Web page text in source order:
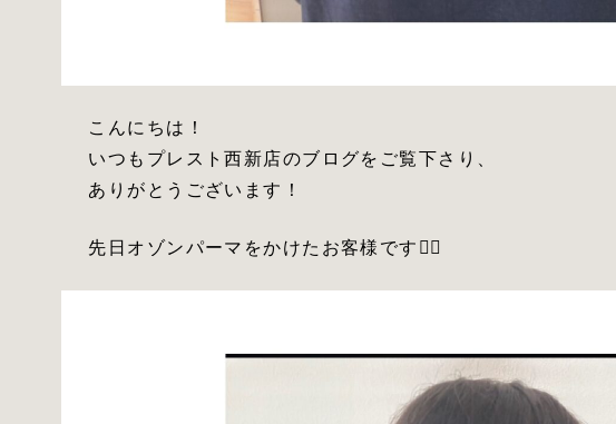
こんにちは！
いつもプレスト西新店のブログをご覧下さり、
ありがとうございます！
先日オゾンパーマをかけたお客様です💇‍♀️